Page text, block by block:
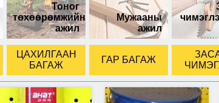
Тоног
төхөөрөмжийн
ажил
Мужааны
ажил
ЦАХИЛГААН
БАГАЖ
ГАР БАГАЖ